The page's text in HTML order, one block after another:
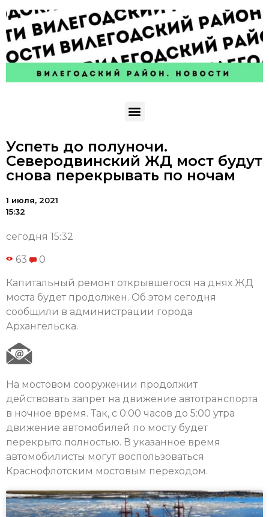
Успеть до полуночи.
Северодвинский ЖД мост будут
снова перекрывать по ночам
1 июля, 2021
15:32
сегодня 15:32
63 0
Капитальный ремонт открывшегося на днях ЖД
моста будет продолжен. Об этом сегодня
сообщили в администрации города
Архангельска.
На мостовом сооружении продолжит
действовать запрет на движение автотранспорта
в ночное время. Так, с 0:00 часов до 5:00 утра
движение автомобилей по мосту будет
перекрыто полностью. В указанное время
автомобилисты могут воспользоваться
Краснофлотским мостовым переходом.